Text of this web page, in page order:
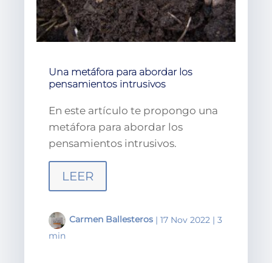
Una metáfora para abordar los
pensamientos intrusivos
En este artículo te propongo una
metáfora para abordar los
pensamientos intrusivos.
LEER
Carmen Ballesteros |17 Nov 2022 |3
min